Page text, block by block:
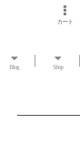
カート
Blog Shop